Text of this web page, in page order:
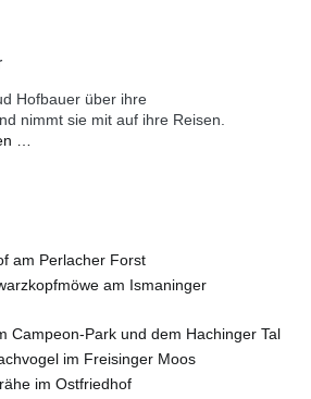
Hofbauer über ihre
nimmt sie mit auf ihre Reisen.
…
am Perlacher Forst
am Ismaninger
Campeon-Park und dem Hachinger Tal
im Freisinger Moos
im Ostfriedhof